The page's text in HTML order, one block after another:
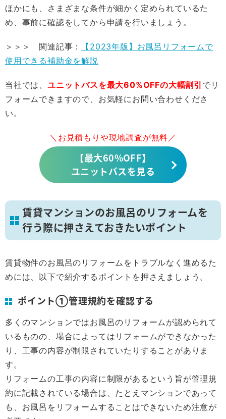
ほかにも、さまざまな条件が細かく定められているた
め、事前に確認をしてから申請を行いましょう。
＞＞＞ 関連記事：
【2023年版】お風呂リフォームで
使用できる補助金を解説
当社では、 ユニットバスを最大60%OFFの大幅割引 でリ
フォームできますので、お気軽にお問い合わせくださ
い。
＼お見積もりや現地調査が無料／
【最大60%OFF】
ユニットバスを見る
賃貸マンションのお風呂のリフォームを
行う際に押さえておきたいポイント
賃貸物件のお風呂のリフォームをトラブルなく進めるた
めには、以下で紹介するポイントを押さえましょう。
ポイント①管理規約を確認する
多くのマンションではお風呂のリフォームが認められて
いるものの、場合によってはリフォームができなかった
り、工事の内容が制限されていたりすることがありま
す。
リフォームの工事の内容に制限があるという旨が管理規
約に記載されている場合は、たとえマンションであって
も、お風呂をリフォームすることはできないため注意が